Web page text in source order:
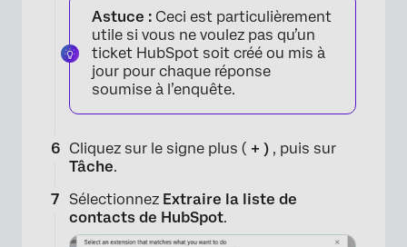
Astuce : Ceci est particulièrement
utile si vous ne voulez pas qu’un
ticket HubSpot soit créé ou mis à
jour pour chaque réponse
soumise à l’enquête.
Cliquez sur le signe plus ( + ) , puis sur
Tâche.
Sélectionnez Extraire la liste de
contacts de HubSpot.